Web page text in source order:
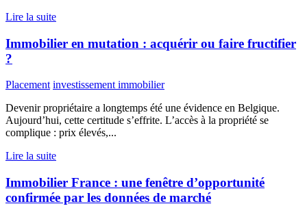
Lire la suite
Immobilier en mutation : acquérir ou faire fructifier
?
Placement investissement immobilier
Devenir propriétaire a longtemps été une évidence en Belgique.
Aujourd’hui, cette certitude s’effrite. L’accès à la propriété se
complique : prix élevés,...
Lire la suite
Immobilier France : une fenêtre d’opportunité
confirmée par les données de marché